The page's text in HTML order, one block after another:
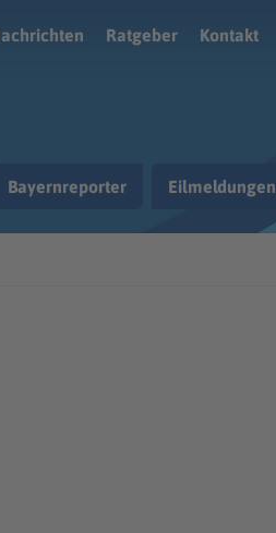
Ratgeber Kontakt
Bayernreporter Eilmeldungen